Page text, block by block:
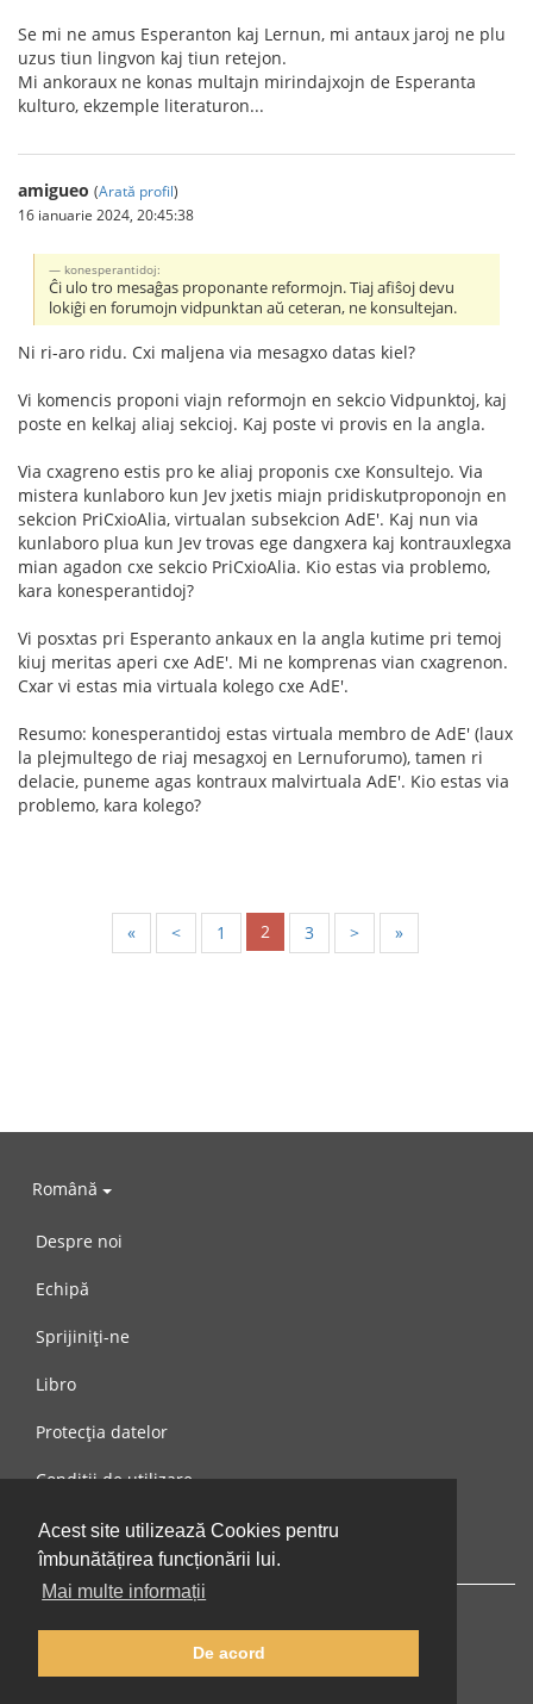
Acest site utilizează Cookies pentru
îmbunătățirea funcționării lui.
Mai multe informații
De acord
Se mi ne amus Esperanton kaj Lernun, mi antaux jaroj ne plu
uzus tiun lingvon kaj tiun retejon.
Mi ankoraux ne konas multajn mirindajxojn de Esperanta
kulturo, ekzemple literaturon...
amigueo (Arată profil)
16 ianuarie 2024, 20:45:38
konesperantidoj:
Ĉi ulo tro mesaĝas proponante reformojn. Tiaj afiŝoj devu
lokiĝi en forumojn vidpunktan aŭ ceteran, ne konsultejan.
Ni ri-aro ridu. Cxi maljena via mesagxo datas kiel?
Vi komencis proponi viajn reformojn en sekcio Vidpunktoj, kaj
poste en kelkaj aliaj sekcioj. Kaj poste vi provis en la angla.
Via cxagreno estis pro ke aliaj proponis cxe Konsultejo. Via
mistera kunlaboro kun Jev jxetis miajn pridiskutproponojn en
sekcion PriCxioAlia, virtualan subsekcion AdE'. Kaj nun via
kunlaboro plua kun Jev trovas ege dangxera kaj kontrauxlegxa
mian agadon cxe sekcio PriCxioAlia. Kio estas via problemo,
kara konesperantidoj?
Vi posxtas pri Esperanto ankaux en la angla kutime pri temoj
kiuj meritas aperi cxe AdE'. Mi ne komprenas vian cxagrenon.
Cxar vi estas mia virtuala kolego cxe AdE'.
Resumo: konesperantidoj estas virtuala membro de AdE' (laux
la plejmultego de riaj mesagxoj en Lernuforumo), tamen ri
delacie, puneme agas kontraux malvirtuala AdE'. Kio estas via
problemo, kara kolego?
« < 1 2 3 > »
Română
Despre noi
Echipă
Sprijiniți-ne
Libro
Protecția datelor
Condiții de utilizare
Mesaj către noi
© 2002-2026 lernu.net |Impressum